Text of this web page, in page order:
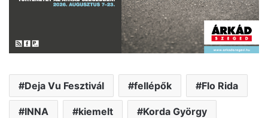
Deja Vu Fesztivál fellépők Flo Rida
INNA kiemelt Korda György